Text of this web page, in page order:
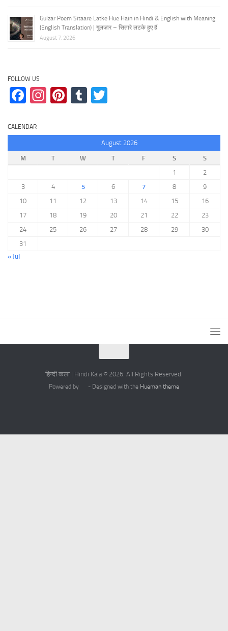
Gulzar Poem Sitaare Latke Hue Hain in Hindi & English with Meaning
(English Translation) | गुलज़ार – सितारे लटके हुए हैं
August 7, 2026
FOLLOW US
Facebook
Instagram
Pinterest
Tumblr
CALENDAR
August 2026
M
T W T F S
S
1
2
3
4 5 6 7 8
9
10
11 12 13 14 15
16
17
18 19 20 21 22
23
24
25 26 27 28 29
30
31
« Jul
हिन्दी कला | Hindi Kala © 2026. All Rights Reserved.
Powered by - Designed with the Hueman theme